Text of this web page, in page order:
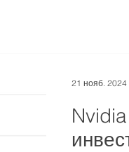
21 нояб. 2024